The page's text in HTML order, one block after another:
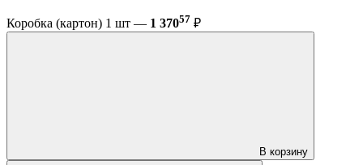
Коробка (картон) 1 шт — 1 37057 ₽
В корзину